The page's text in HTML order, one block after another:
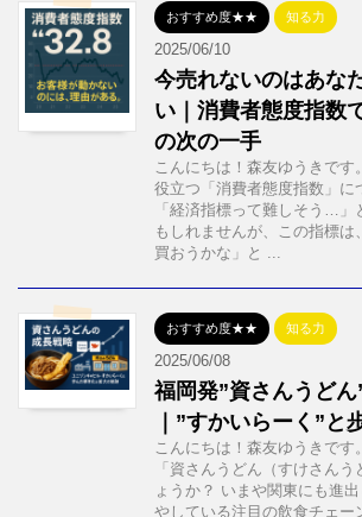
おすすめ度★★ 知る力
2025/06/10
今売れないのはあな
い｜消費者態度指数
の次の一手
こんにちは！森友ゆうきです
役立つ「消費者態度指数」に
「経済指標って難しそう…」
もしれませんが、この指標は
買おうかな」と ...
おすすめ度★★ 知る力
2025/06/08
福岡発”資さんうど
｜”すかいらーく”と
こんにちは！森友ゆうきです
「資さんうどん（すけさん
ょうか？ いまや関東にも進
やしている注目の飲食チェー